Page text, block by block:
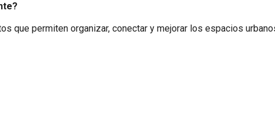
que permiten organizar, conectar y mejorar los espacios